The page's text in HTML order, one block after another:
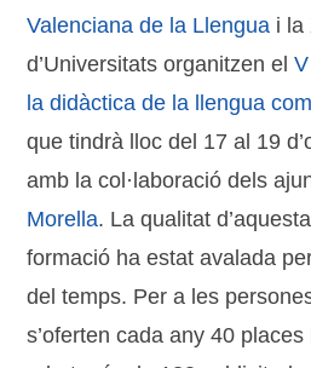
Valenciana de la Llengua i la
d’Universitats organitzen el
la didàctica de la llengua
que tindrà lloc del 17 al 19
amb la col·laboració dels
Morella. La qualitat
formació ha estat avalada
del temps. Per a les
s’oferten cada any 40 places